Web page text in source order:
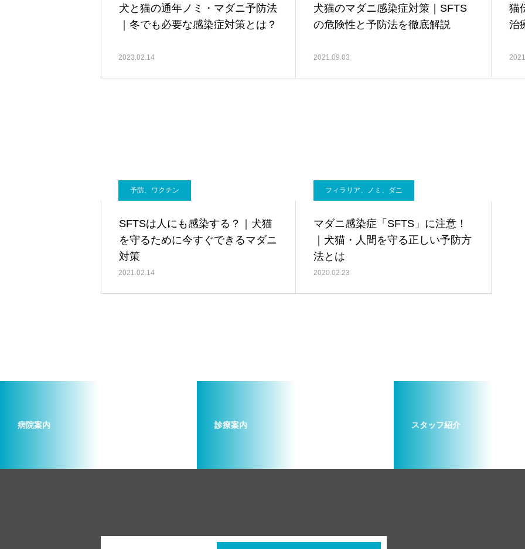
犬と猫の通年ノミ・マダニ予防法
｜冬でも必要な感染症対策とは？
2023.02.14
犬猫のマダニ感染症対策｜SFTS
の危険性と予防法を徹底解説
2021.09.03
猫
治
予防、ワクチン
SFTSは人にも感染する？｜犬猫
を守るために今すぐできるマダニ
対策
2021.02.14
フィラリア、ノミ、ダニ
マダニ感染症「SFTS」に注意！
｜犬猫・人間を守る正しい予防方
法とは
2020.02.23
病院案内 診療案内 スタッフ紹介